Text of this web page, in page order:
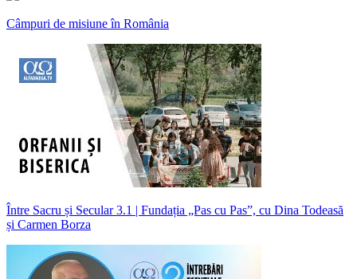
Câmpuri de misiune în România
Între Sacru și Secular 3.1 | Fundația „Pas cu Pas”, cu Dina Todeasă
și Carmen Borza